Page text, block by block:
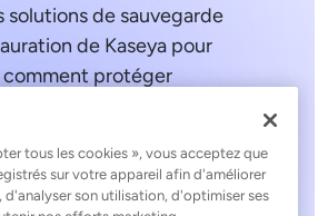
solutions de sauvegarde
de Kaseya pour
protéger
informatique.
tous les cookies », vous acceptez que
sur votre appareil afin d'améliorer
d'analyser son utilisation, d'optimiser ses